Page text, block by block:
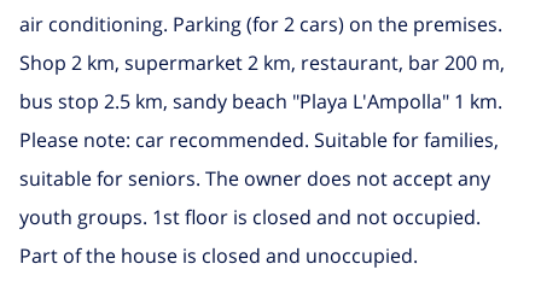
air conditioning. Parking (for 2 cars) on the premises.
Shop 2 km, supermarket 2 km, restaurant, bar 200 m,
bus stop 2.5 km, sandy beach "Playa L'Ampolla" 1 km.
Please note: car recommended. Suitable for families,
suitable for seniors. The owner does not accept any
youth groups. 1st floor is closed and not occupied.
Part of the house is closed and unoccupied.